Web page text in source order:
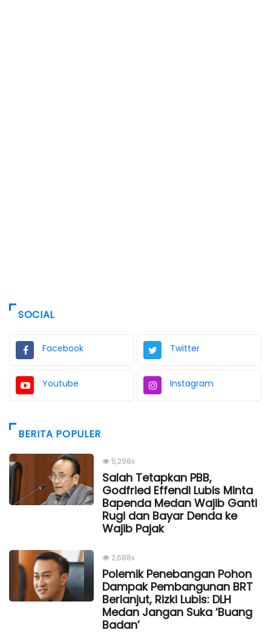
SOCIAL
Facebook Twitter
Youtube Instagram
BERITA POPULER
5,298x
Salah Tetapkan PBB,
Godfried Effendi Lubis Minta
Bapenda Medan Wajib Ganti
Rugi dan Bayar Denda ke
Wajib Pajak
2,688x
Polemik Penebangan Pohon
Dampak Pembangunan BRT
Berlanjut, Rizki Lubis: DLH
Medan Jangan Suka ‘Buang
Badan’